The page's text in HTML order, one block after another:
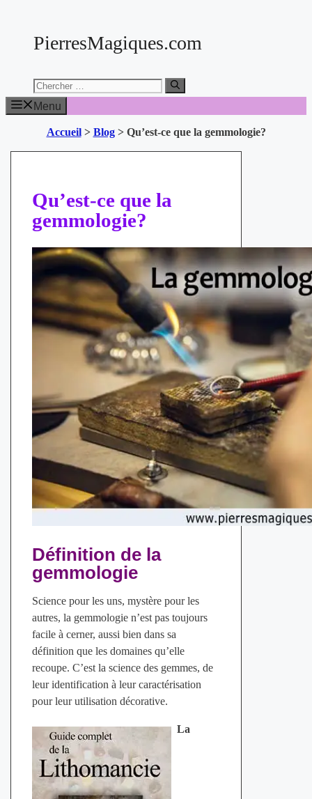
contenuPierresMagiques.com
Chercher:
Menu
Accueil> Blog> Qu’est-ce que la gemmologie?
Qu’est-ce que la
gemmologie?
Définition de la
gemmologie
Science pour les uns, mystère pour les
autres, la gemmologie n’est pas toujours
facile à cerner, aussi bien dans sa
définition que les domaines qu’elle
recoupe. C’est la science des gemmes, de
leur identification à leur caractérisation
pour leur utilisation décorative.
La